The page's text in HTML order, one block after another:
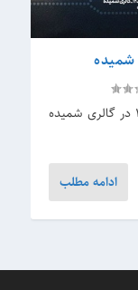
شمیده
با عنوان «منطقه 1-» جمعه 23 خردادماه 1399 در گالری شمیده
ادامه مطلب